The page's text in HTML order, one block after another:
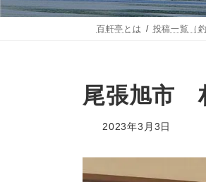
百軒亭とは 投稿一覧（
尾張旭市
2023年3月3日